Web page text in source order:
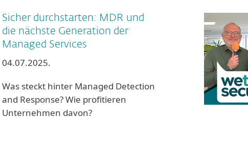
Sicher durchstarten: MDR und
die nächste Generation der
Managed Services
04.07.2025.
Was steckt hinter Managed Detection
and Response? Wie profitieren
Unternehmen davon?